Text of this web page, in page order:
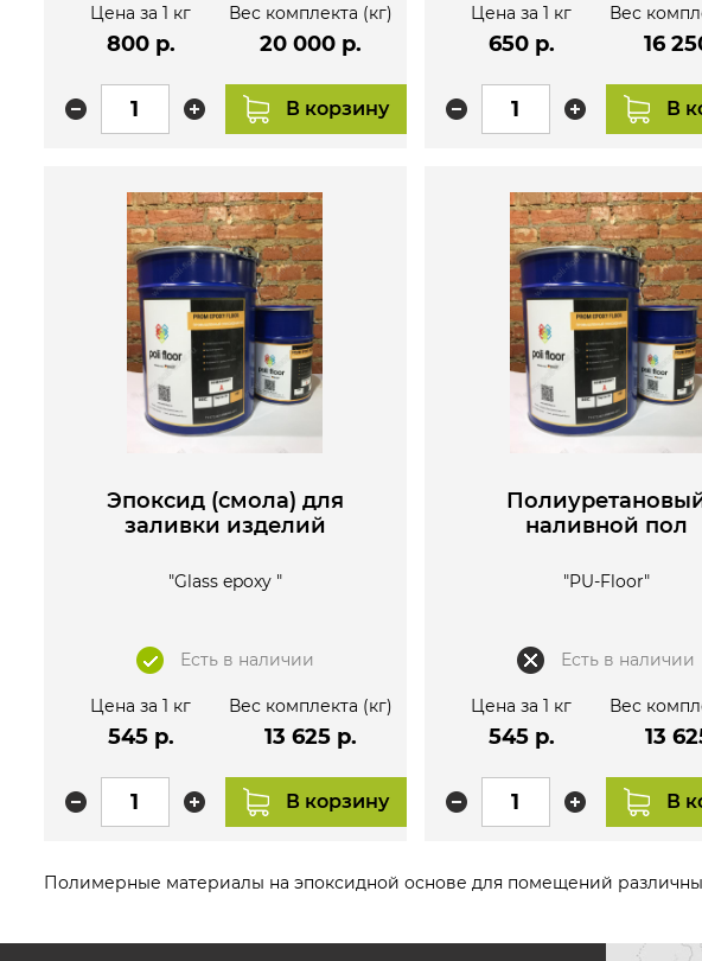
Цена за 1 кг
800 р.
Вес комплекта (кг)
20 000 р.
В корзину
Цена за 1 кг
650 р.
Вес
16
В
Эпоксид (смола) для
заливки изделий
"Glass epoxy "
Есть в наличии
Цена за 1 кг
545 р.
Вес комплекта (кг)
13 625 р.
В корзину
наливной пол
"PU-Floor"
Есть в наличии
Цена за 1 кг
545 р.
Вес
13
В
Полимерные материалы на эпоксидной основе для помещений